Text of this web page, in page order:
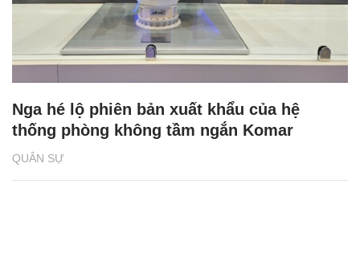
QUÂN SỰ
Nga hé lộ phiên bản xuất khẩu của hệ
thống phòng không tầm ngắn Komar